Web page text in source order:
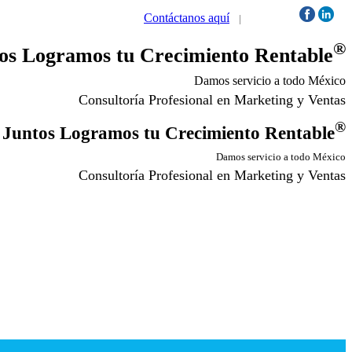
Contáctanos aquí |
Logramos tu Crecimiento Rentable®
Damos servicio a todo México
Consultoría Profesional en Marketing y Ventas
Juntos Logramos tu Crecimiento Rentable®
Damos servicio a todo México
Consultoría Profesional en Marketing y Ventas